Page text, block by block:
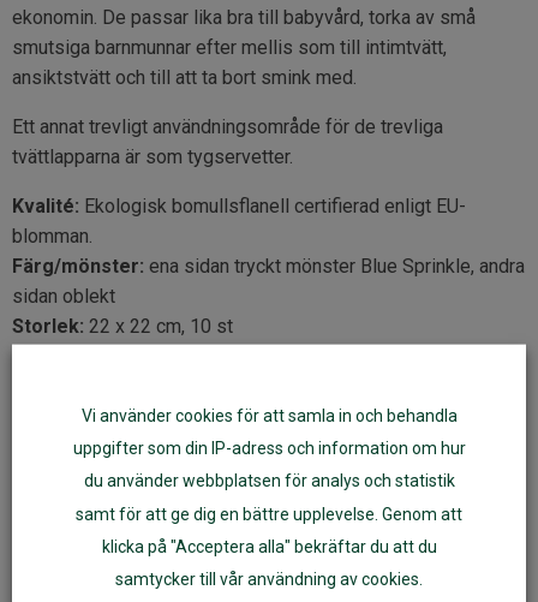
ekonomin. De passar lika bra till babyvård, torka av små
smutsiga barnmunnar efter mellis som till intimtvätt,
ansiktstvätt och till att ta bort smink med.
Ett annat trevligt användningsområde för de trevliga
tvättlapparna är som tygservetter.
Kvalité: Ekologisk bomullsflanell certifierad enligt EU-
blomman.
Färg/mönster: ena sidan tryckt mönster Blue Sprinkle, andra
sidan oblekt
Storlek: 22 x 22 cm, 10 st
Använd tvättlapparna istället för engångsvåtservetter.
Vik ihop några tvättlappar tillsammans med lite olja och
någon droppe vatten i en burk för att smidigt ha med i
skötväskan.
Vi använder cookies för att samla in och behandla
uppgifter som din IP-adress och information om hur
du använder webbplatsen för analys och statistik
samt för att ge dig en bättre upplevelse. Genom att
klicka på "Acceptera alla" bekräftar du att du
samtycker till vår användning av cookies.